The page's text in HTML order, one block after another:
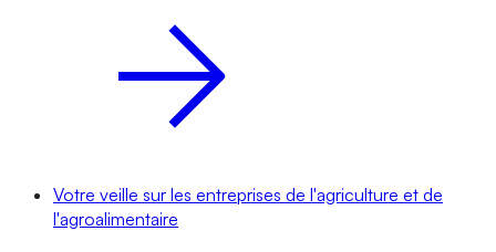
Votre veille sur les entreprises de l'agriculture et de
l'agroalimentaire